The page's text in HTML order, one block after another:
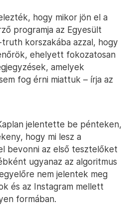
hogy mikor jön el a
programja az Egyesült
korszakába azzal, hogy
ehelyett fokozatosan
amelyek
fog érni miattuk – írja az
jelentette be pénteken,
hogy mi lesz a
bevonni az első tesztelőket
ugyanaz az algoritmus
nem jelentek meg
és az Instagram mellett
formában.